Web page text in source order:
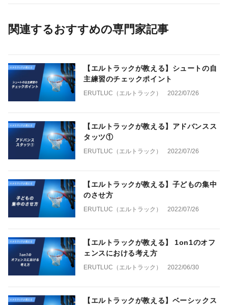
関連するおすすめの専門家記事
【エルトラックが教える】シュートの自
主練習のチェックポイント
ERUTLUC（エルトラック） 2022/07/26
【エルトラックが教える】アドバンスス
タッツ①
ERUTLUC（エルトラック） 2022/07/26
【エルトラックが教える】子どもの集中
のさせ方
ERUTLUC（エルトラック） 2022/07/26
【エルトラックが教える】 1on1のオフ
ェンスにおける考え方
ERUTLUC（エルトラック） 2022/06/30
【エルトラックが教える】ベーシックス